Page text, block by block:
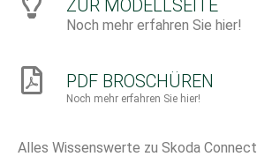
ZUR MODELLSEITE
Noch mehr erfahren Sie hier!
PDF BROSCHÜREN
Noch mehr erfahren Sie hier!
Alles Wissenswerte zu Skoda Connect